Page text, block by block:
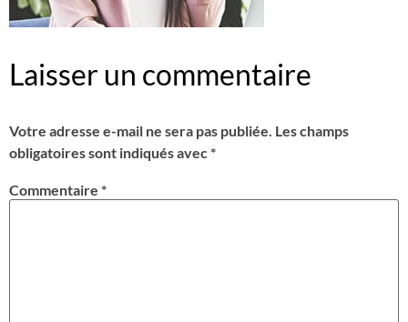
Laisser un commentaire
Votre adresse e-mail ne sera pas publiée. Les champs
obligatoires sont indiqués avec*
Commentaire *